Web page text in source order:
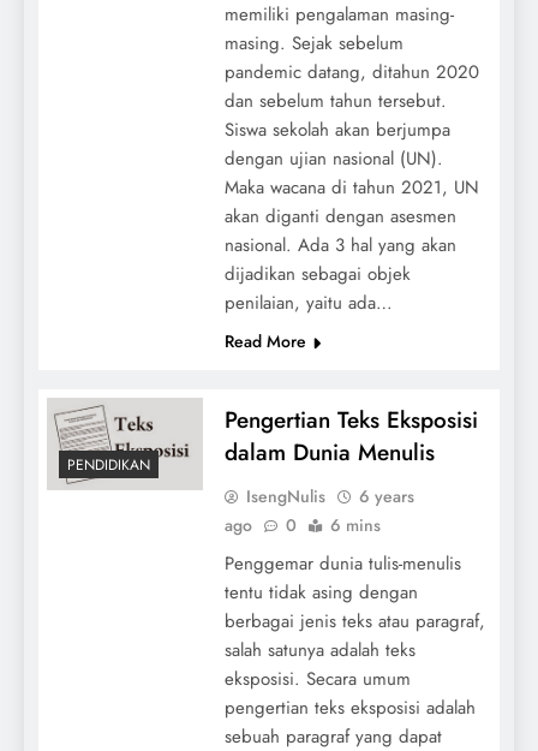
memiliki pengalaman masing-
masing. Sejak sebelum
pandemic datang, ditahun 2020
dan sebelum tahun tersebut.
Siswa sekolah akan berjumpa
dengan ujian nasional (UN).
Maka wacana di tahun 2021, UN
akan diganti dengan asesmen
nasional. Ada 3 hal yang akan
dijadikan sebagai objek
penilaian, yaitu ada…
Read More
PENDIDIKAN
Pengertian Teks Eksposisi
dalam Dunia Menulis
IsengNulis
6 years
ago
0 6 mins
Penggemar dunia tulis-menulis
tentu tidak asing dengan
berbagai jenis teks atau paragraf,
salah satunya adalah teks
eksposisi. Secara umum
pengertian teks eksposisi adalah
sebuah paragraf yang dapat